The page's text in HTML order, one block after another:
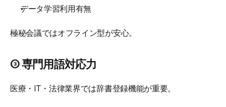
データ学習利用有無
極秘会議ではオフライン型が安心。
③ 専門用語対応力
医療・IT・法律業界では辞書登録機能が重要。